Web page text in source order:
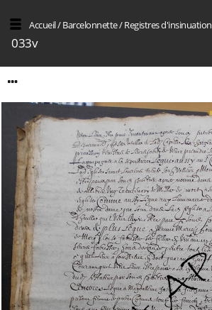
Accueil/Barcelonnette/Registres d'insinuation
033v